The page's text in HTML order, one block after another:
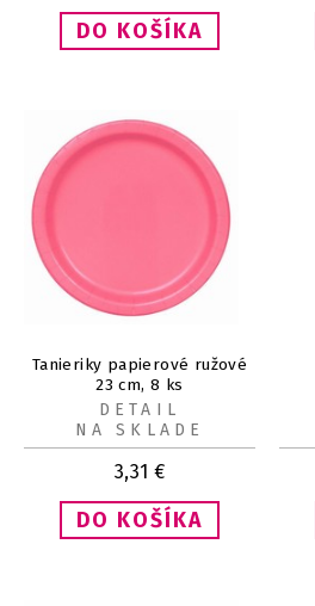
Tanieriky papierové ružové
23 cm, 8 ks
3,31 €
DETAIL
NA SKLADE